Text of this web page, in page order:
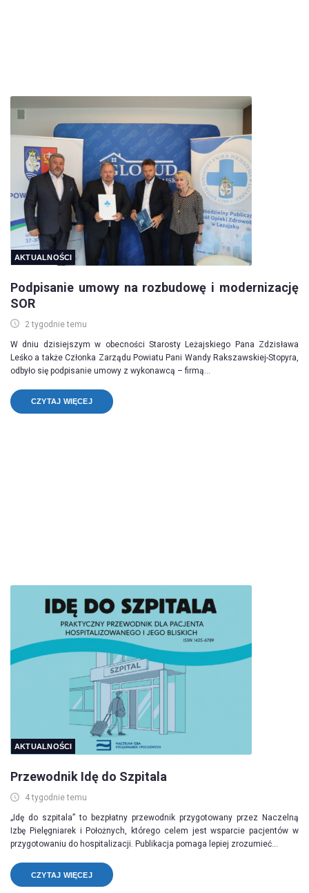
AKTUALNOŚCI
Podpisanie umowy na rozbudowę i modernizację
SOR
2 tygodnie temu
W dniu dzisiejszym w obecności Starosty Leżajskiego Pana Zdzisława
Leśko a także Członka Zarządu Powiatu Pani Wandy Rakszawskiej-Stopyra,
odbyło się podpisanie umowy z wykonawcą – firmą...
CZYTAJ WIĘCEJ
AKTUALNOŚCI
Przewodnik Idę do Szpitala
4 tygodnie temu
„Idę do szpitala” to bezpłatny przewodnik przygotowany przez Naczelną
Izbę Pielęgniarek i Położnych, którego celem jest wsparcie pacjentów w
przygotowaniu do hospitalizacji. Publikacja pomaga lepiej zrozumieć...
CZYTAJ WIĘCEJ